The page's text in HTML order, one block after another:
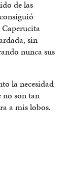
de las
sin
nunca sus
la necesidad
no son tan
a mis lobos.